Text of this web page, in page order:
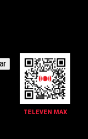
TELEVEN MAX